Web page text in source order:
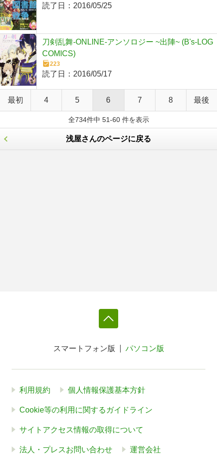
読了日： 2016/05/25
刀剣乱舞-ONLINE-アンソロジー ~出陣~ (B's-LOG
COMICS)
223
読了日： 2016/05/17
最初 4 5 6 7 8 最後
全734件中 51-60 件を表示
浅屋さんのページに戻る
スマートフォン版 パソコン版
利用規約 個人情報保護基本方針
Cookie等の利用に関するガイドライン
サイトアクセス情報の取得について
法人・プレスお問い合わせ 運営会社